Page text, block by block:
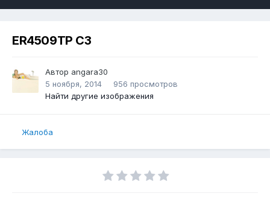
ER4509ТP С3
Автор angara30
5 ноября, 2014
956 просмотров
Найти другие изображения
Жалоба